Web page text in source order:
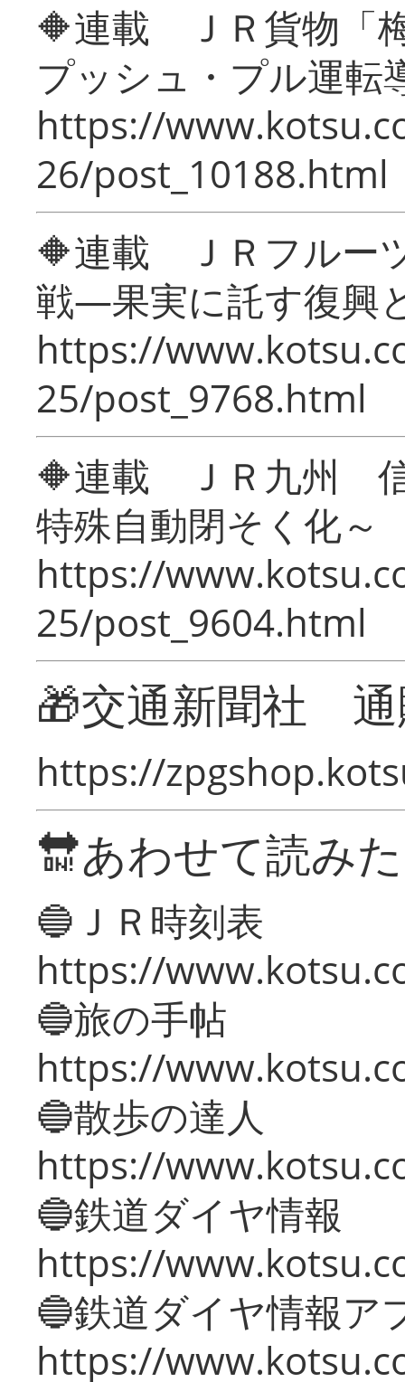
🔶連載 ＪＲ貨物「
プッシュ・プル運転
https://
26/post_10188.html
🔶連載 ＪＲフルー
戦―果実に託す復興
https://
25/post_9768.html
🔶連載 ＪＲ九州 信
特殊自動閉そく化～
https://
25/post_9604.html
🎁交通新聞社
https://
🔛あわせて読み
🔵ＪＲ時刻表
https://
🔵旅の手帖
https://
🔵散歩の達人
https://
🔵鉄道ダイヤ情報
https://
🔵鉄道ダイヤ情報ア
https://